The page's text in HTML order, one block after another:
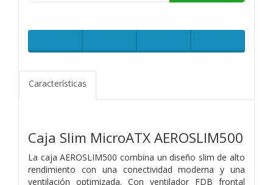
Características
Caja Slim MicroATX AEROSLIM500
La caja AEROSLIM500 combina un diseño slim de alto
rendimiento con una conectividad moderna y una
ventilación optimizada. Con ventilador FDB frontal